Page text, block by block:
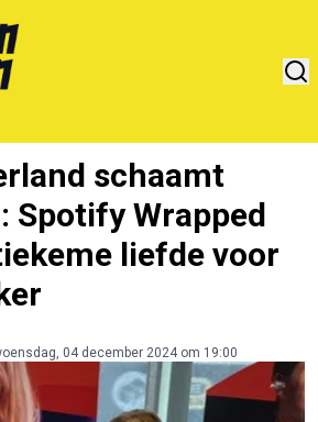
schaamt
Spotify Wrapped
liefde voor
04 december 2024 om 19:00